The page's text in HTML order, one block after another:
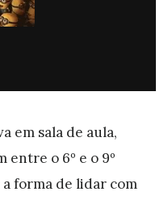
em sala de aula,
entre o 6º e o 9º
a forma de lidar com